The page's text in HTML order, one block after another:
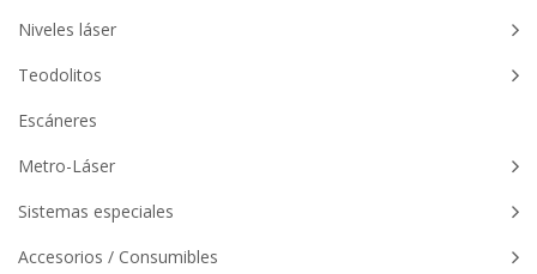
Niveles láser
Teodolitos
Escáneres
Metro-Láser
Sistemas especiales
Accesorios / Consumibles